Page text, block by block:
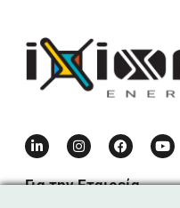
Για την Εταιρεία